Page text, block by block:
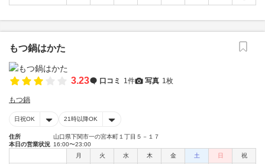
もつ鍋はかた
3.23 口コミ 1件 写真 1枚
もつ鍋
日祝OK 21時以降OK
住所
山口県下関市一の宮本町１丁目５－１７
本日の営業状況 16:00〜23:00
月
火 水 木 金 土 日 祝